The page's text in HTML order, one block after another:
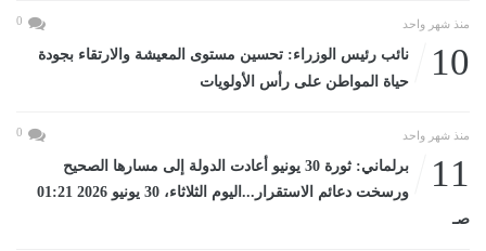
منذ شهر واحد 0
10
نائب رئيس الوزراء: تحسين مستوى المعيشة والارتقاء بجودة
حياة المواطن على رأس الأولويات
منذ شهر واحد 0
11
برلماني: ثورة 30 يونيو أعادت الدولة إلى مسارها الصحيح
ورسخت دعائم الاستقرار...اليوم الثلاثاء، 30 يونيو 2026 01:21
صـ